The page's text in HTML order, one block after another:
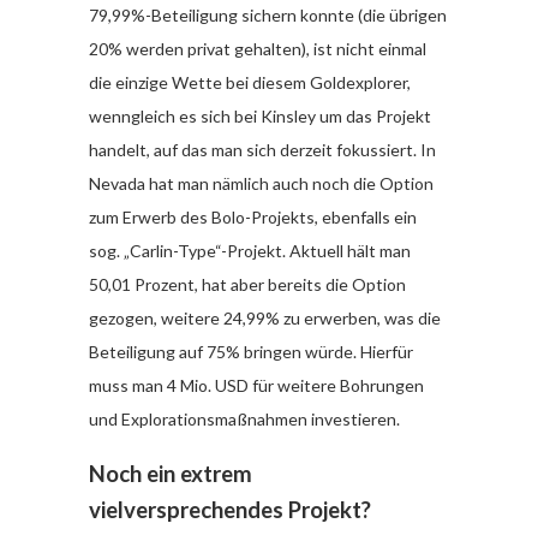
79,99%-Beteiligung sichern konnte (die übrigen
20% werden privat gehalten), ist nicht einmal
die einzige Wette bei diesem Goldexplorer,
wenngleich es sich bei Kinsley um das Projekt
handelt, auf das man sich derzeit fokussiert. In
Nevada hat man nämlich auch noch die Option
zum Erwerb des Bolo-Projekts, ebenfalls ein
sog. „Carlin-Type“-Projekt. Aktuell hält man
50,01 Prozent, hat aber bereits die Option
gezogen, weitere 24,99% zu erwerben, was die
Beteiligung auf 75% bringen würde. Hierfür
muss man 4 Mio. USD für weitere Bohrungen
und Explorationsmaßnahmen investieren.
Noch ein extrem
vielversprechendes Projekt?